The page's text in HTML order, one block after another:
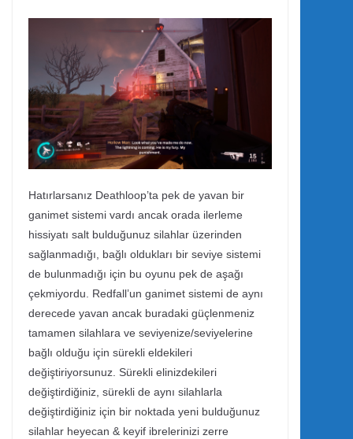
Hatırlarsanız Deathloop’ta pek de yavan bir
ganimet sistemi vardı ancak orada ilerleme
hissiyatı salt bulduğunuz silahlar üzerinden
sağlanmadığı, bağlı oldukları bir seviye sistemi
de bulunmadığı için bu oyunu pek de aşağı
çekmiyordu. Redfall’un ganimet sistemi de aynı
derecede yavan ancak buradaki güçlenmeniz
tamamen silahlara ve seviyenize/seviyelerine
bağlı olduğu için sürekli eldekileri
değiştiriyorsunuz. Sürekli elinizdekileri
değiştirdiğiniz, sürekli de aynı silahlarla
değiştirdiğiniz için bir noktada yeni bulduğunuz
silahlar heyecan & keyif ibrelerinizi zerre